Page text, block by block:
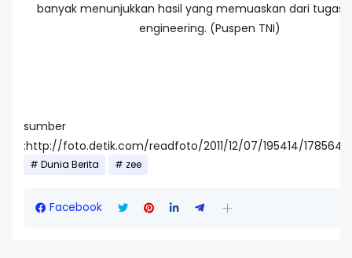
banyak menunjukkan hasil yang memuaskan dari
engineering. (Puspen TNI)
sumber
:http://foto.detik.com/readfoto/2011/12/07/195414/
Dunia Berita zee
Facebook